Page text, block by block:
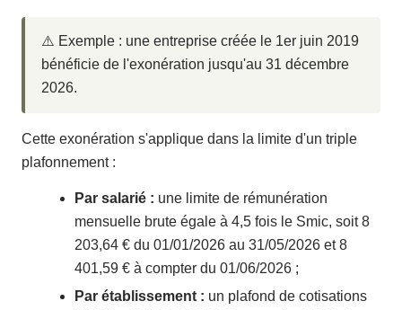
⚠️ Exemple : une entreprise créée le 1er juin 2019
bénéficie de l'exonération jusqu'au 31 décembre
2026.
Cette exonération s'applique dans la limite d'un triple
plafonnement :
Par salarié : une limite de rémunération
mensuelle brute égale à 4,5 fois le Smic, soit 8
203,64 € du 01/01/2026 au 31/05/2026 et 8
401,59 € à compter du 01/06/2026 ;
Par établissement : un plafond de cotisations